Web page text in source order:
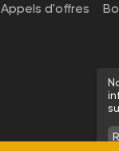
Appels d'offres